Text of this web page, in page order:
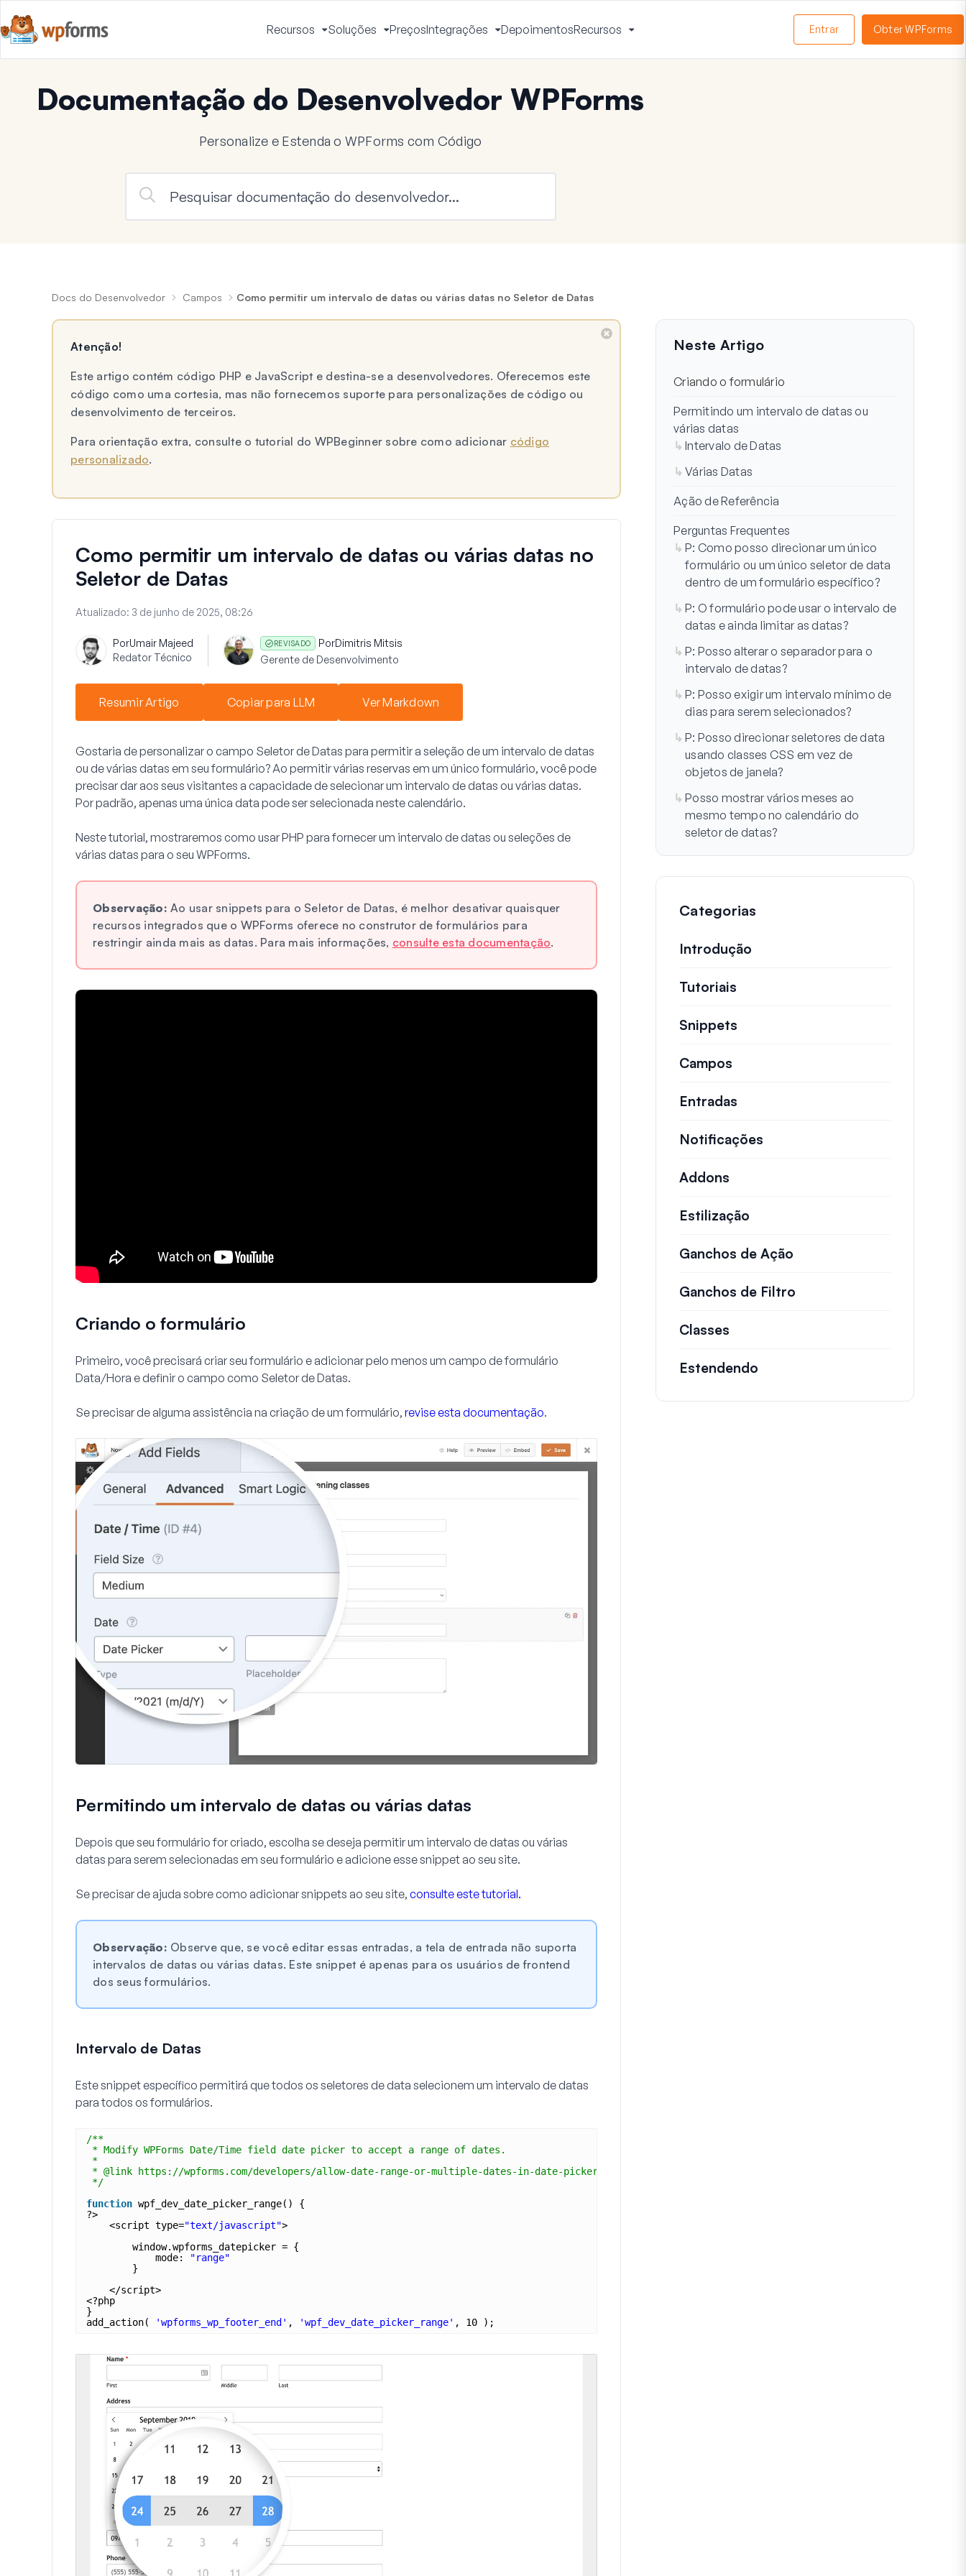
Recursos
Alternar
Menu
Soluções
Alternar
Menu
PreçosIntegrações
Alternar
Menu
DepoimentosRecursos
Menu
Entrar Obter WPForms
Documentação do Desenvolvedor WPForms
Personalize e Estenda o WPForms com Código
Docs do Desenvolvedor Campos Como permitir um intervalo de datas ou várias datas no Seletor de Datas
Atenção!
Este artigo contém código PHP e JavaScript e destina-se a desenvolvedores. Oferecemos este
código como uma cortesia, mas não fornecemos suporte para personalizações de código ou
desenvolvimento de terceiros.
Para orientação extra, consulte o tutorial do WPBeginner sobre como adicionar código
personalizado.
Como permitir um intervalo de datas ou várias datas no
Seletor de Datas
Atualizado: 3 de junho de 2025, 08:26
PorUmair Majeed
Redator Técnico
REVISADO PorDimitris Mitsis
Gerente de Desenvolvimento
Resumir Artigo Copiar para LLM Ver Markdown
Gostaria de personalizar o campo Seletor de Datas para permitir a seleção de um intervalo de datas
ou de várias datas em seu formulário? Ao permitir várias reservas em um único formulário, você pode
precisar dar aos seus visitantes a capacidade de selecionar um intervalo de datas ou várias datas.
Por padrão, apenas uma única data pode ser selecionada neste calendário.
Neste tutorial, mostraremos como usar PHP para fornecer um intervalo de datas ou seleções de
várias datas para o seu WPForms.
Observação: Ao usar snippets para o Seletor de Datas, é melhor desativar quaisquer
recursos integrados que o WPForms oferece no construtor de formulários para
restringir ainda mais as datas. Para mais informações, consulte esta documentação.
Criando o formulário
Primeiro, você precisará criar seu formulário e adicionar pelo menos um campo de formulário
Data/Hora e definir o campo como Seletor de Datas.
Se precisar de alguma assistência na criação de um formulário, revise esta documentação.
Permitindo um intervalo de datas ou várias datas
Depois que seu formulário for criado, escolha se deseja permitir um intervalo de datas ou várias
datas para serem selecionadas em seu formulário e adicione esse snippet ao seu site.
Se precisar de ajuda sobre como adicionar snippets ao seu site, consulte este tutorial.
Observação: Observe que, se você editar essas entradas, a tela de entrada não suporta
intervalos de datas ou várias datas. Este snippet é apenas para os usuários de frontend
dos seus formulários.
Intervalo de Datas
Este snippet específico permitirá que todos os seletores de data selecionem um intervalo de datas
para todos os formulários.
/**
* Modify WPForms Date/Time field date picker to accept a range of dates.
*
* @link https://wpforms.com/developers/allow-date-range-or-multiple-dates-in-date-picker/
*/
function wpf_dev_date_picker_range() {
?>
<script type="text/javascript">
window.wpforms_datepicker = {
mode:
"range"
}
</script>
<?php
}
add_action(
'wpforms_wp_footer_end' , 'wpf_dev_date_picker_range' , 10 );
Neste Artigo
Criando o formulário
Permitindo um intervalo de datas ou
várias datas
Intervalo de Datas
Várias Datas
Ação de Referência
Perguntas Frequentes
P: Como posso direcionar um único
formulário ou um único seletor de data
dentro de um formulário específico?
P: O formulário pode usar o intervalo de
datas e ainda limitar as datas?
P: Posso alterar o separador para o
intervalo de datas?
P: Posso exigir um intervalo mínimo de
dias para serem selecionados?
P: Posso direcionar seletores de data
usando classes CSS em vez de
objetos de janela?
Posso mostrar vários meses ao
mesmo tempo no calendário do
seletor de datas?
Categorias
Introdução
Tutoriais
Snippets
Campos
Entradas
Notificações
Addons
Estilização
Ganchos de Ação
Ganchos de Filtro
Classes
Estendendo